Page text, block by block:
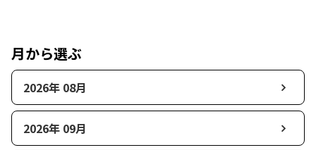
月から選ぶ
2026年 08月
2026年 09月